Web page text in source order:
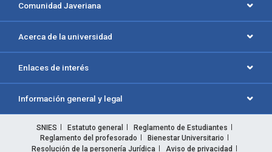
Comunidad Javeriana
Acerca de la universidad
Enlaces de interés
Información general y legal
SNIES Estatuto general
Reglamento de Estudiantes
Reglamento del profesorado
Bienestar Universitario
Resolución de la personería Jurídica
Aviso de privacidad